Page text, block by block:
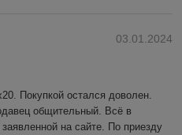
03.01.2024
Покупкой остался доволен.
общительный. Всё в
на сайте. По приезду